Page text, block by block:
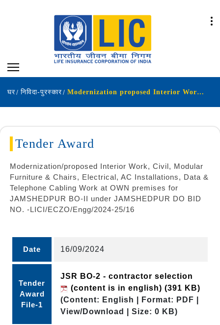
घर निविदा-पुरस्कार Modernization proposed Interior Work Civil Modular Furniture & Chairs Electrical AC Installations Data & Telephone Cabling Work at OWN premises for JAMSHEDPUR BO-II under JAMSHEDPUR DO BID NO LICI ECZO Engg 2024-25 16
Tender Award
Modernization/proposed Interior Work, Civil, Modular
Furniture & Chairs, Electrical, AC Installations, Data &
Telephone Cabling Work at OWN premises for
JAMSHEDPUR BO-II under JAMSHEDPUR DO BID
NO. -LICI/ECZO/Engg/2024-25/16
Date 16/09/2024
Tender
Award
File-1
JSR BO-2 - contractor selection
(content is in english) (391 KB)
(Content: English | Format: PDF |
View/Download | Size: 0 KB)